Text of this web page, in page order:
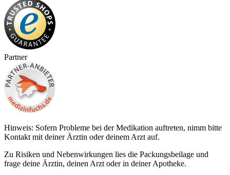
Partner
Hinweis: Sofern Probleme bei der Medikation auftreten, nimm bitte
Kontakt mit deiner Ärztin oder deinem Arzt auf.
Zu Risiken und Nebenwirkungen lies die Packungsbeilage und
frage deine Ärztin, deinen Arzt oder in deiner Apotheke.